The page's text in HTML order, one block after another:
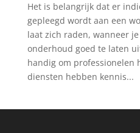
Het is belangrijk dat er
gepleegd wordt aan een
laat zich raden, wanneer
onderhoud goed te laten
handig om professionelen
diensten hebben kennis...